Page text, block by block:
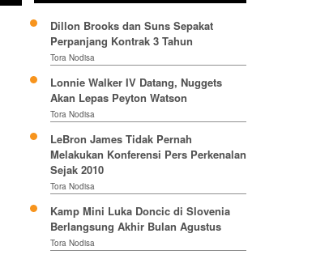
Dillon Brooks dan Suns Sepakat
Perpanjang Kontrak 3 Tahun
Tora Nodisa
Lonnie Walker IV Datang, Nuggets
Akan Lepas Peyton Watson
Tora Nodisa
LeBron James Tidak Pernah
Melakukan Konferensi Pers Perkenalan
Sejak 2010
Tora Nodisa
Kamp Mini Luka Doncic di Slovenia
Berlangsung Akhir Bulan Agustus
Tora Nodisa